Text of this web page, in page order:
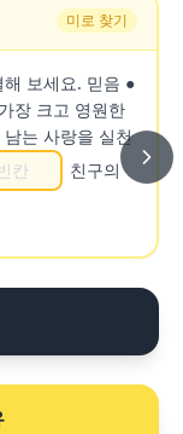
미로 찾기
보세요. 믿음 ●
장 크고 영원한
는 사랑을 실천
친구의